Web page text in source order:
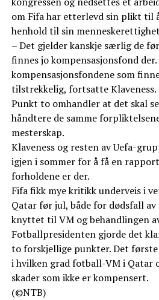
om Fifa har etterlevd sin plikt til
henhold til sin
– Det gjelder kanskje særlig de
finnes jo kompensasjonsfond der.
kompensasjonsfondene som
tilstrekkelig, fortsatte Klaveness.
Punkt to omhandler at det skal
håndtere de samme
mesterskap.
Klaveness og resten av Uefa-
igjen i sommer for å få en
forholdene er der.
Fifa fikk mye kritikk underveis i
Qatar før jul, både for dødsfall
knyttet til VM og behandlingen
Fotballpresidenten gjorde det
to forskjellige punkter. Det
i hvilken grad fotball-VM i Qatar
skader som ikke er kompensert.
(©NTB)